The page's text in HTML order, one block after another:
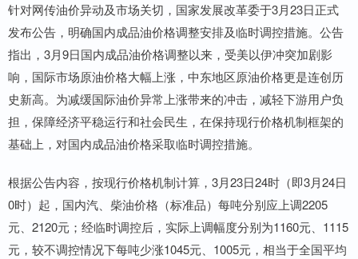
针对网传油价异动及市场关切，国家发展改革委于3月23日正式
发布公告，明确国内成品油价格调整安排及临时调控措施。公告
指出，3月9日国内成品油价格调整以来，受美以伊冲突加剧影
响，国际市场原油价格大幅上涨，中东地区原油价格更是连创历
史新高。为减缓国际油价异常上涨带来的冲击，减轻下游用户负
担，保障经济平稳运行和社会民生，在保持现行价格机制框架的
基础上，对国内成品油价格采取临时调控措施。
根据公告内容，按现行价格机制计算，3月23日24时（即3月24日
0时）起，国内汽、柴油价格（标准品）每吨分别应上调2205
元、2120元；经临时调控后，实际上调幅度分别为1160元、1115
元，较不调控情况下每吨少涨1045元、1005元，相当于全国平均